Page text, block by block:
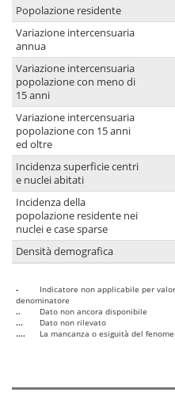
Popolazione residente
Variazione intercensuaria
annua
Variazione intercensuaria
popolazione con meno di
15 anni
Variazione intercensuaria
popolazione con 15 anni
ed oltre
Incidenza superficie centri
e nuclei abitati
Incidenza della
popolazione residente nei
nuclei e case sparse
Densità demografica
-
Indicatore non applicabile per
denominatore
..
Dato non ancora disponibile
...
Dato non rilevato
....
La mancanza o esiguità del